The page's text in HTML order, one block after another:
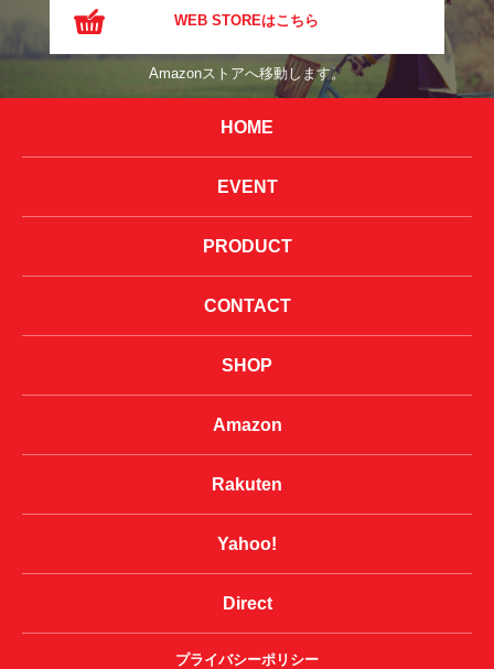
WEB STOREはこちら
Amazonストアへ移動します。
HOME
EVENT
PRODUCT
CONTACT
SHOP
Amazon
Rakuten
Yahoo!
Direct
プライバシーポリシー